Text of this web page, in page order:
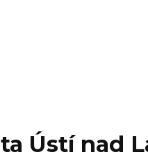
Ústí nad